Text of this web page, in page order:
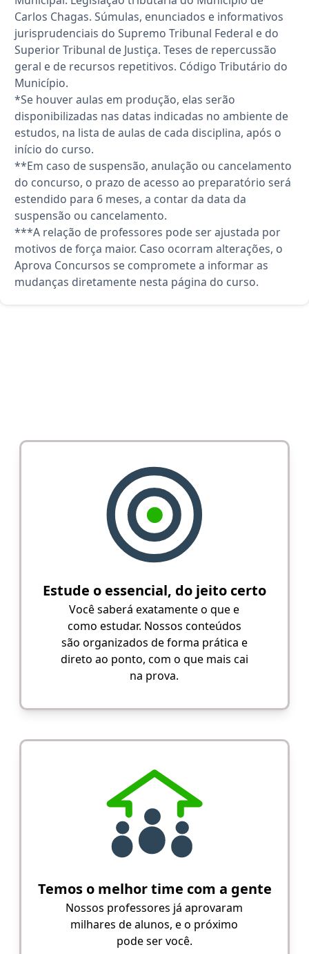
Carlos Chagas. Súmulas, enunciados e informativos
jurisprudenciais do Supremo Tribunal Federal e do
Superior Tribunal de Justiça. Teses de repercussão
geral e de recursos repetitivos. Código Tributário do
Município.
*Se houver aulas em produção, elas serão
disponibilizadas nas datas indicadas no ambiente de
estudos, na lista de aulas de cada disciplina, após o
início do curso.
**Em caso de suspensão, anulação ou cancelamento
do concurso, o prazo de acesso ao preparatório será
estendido para 6 meses, a contar da data da
suspensão ou cancelamento.
***A relação de professores pode ser ajustada por
motivos de força maior. Caso ocorram alterações, o
Aprova Concursos se compromete a informar as
mudanças diretamente nesta página do curso.
Estude o essencial, do jeito certo
Você saberá exatamente o que e
como estudar. Nossos conteúdos
são organizados de forma prática e
direto ao ponto, com o que mais cai
na prova.
Temos o melhor time com a gente
Nossos professores já aprovaram
milhares de alunos, e o próximo
pode ser você.